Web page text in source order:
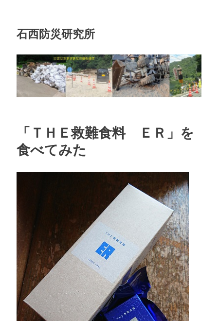
石西防災研究所
「ＴＨＥ救難食料 ＥＲ」を
食べてみた